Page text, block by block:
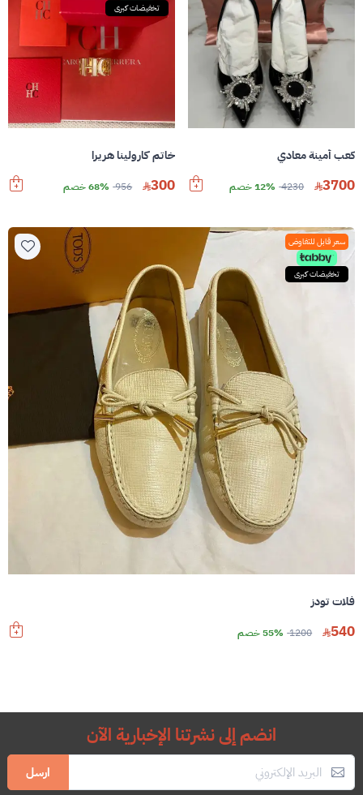
كعب أمينة معادي
3700
4230 12% خصم
تخفيضات كبرى
خاتم كارولينا هريرا
300
956 68% خصم
سعر قابل للتفاوض
تخفيضات كبرى
فلات تودز
540
1200 55% خصم
انضم إلى نشرتنا الإخبارية الآن
ارسل